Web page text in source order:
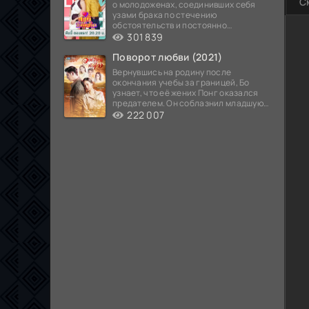
о молодоженах, соединивших себя
узами брака по стечению
обстоятельств и постоянно
попадающих в курьезные ситуации...
301 839
Поворот любви (2021)
Вернувшись на родину после
окончания учебы за границей, Бо
узнает, что её жених Понг оказался
предателем. Он соблазнил младшую
сестру хозяина
222 007